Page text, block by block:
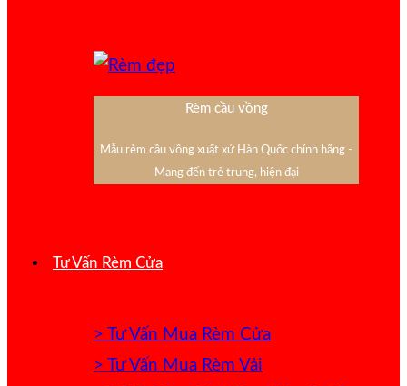
Rèm cầu vồng
Mẫu rèm cầu vồng xuất xứ Hàn Quốc chính hãng -
Mang đến trẻ trung, hiện đại
Tư Vấn Rèm Cửa
> Tư Vấn Mua Rèm Cửa
> Tư Vấn Mua Rèm Vải